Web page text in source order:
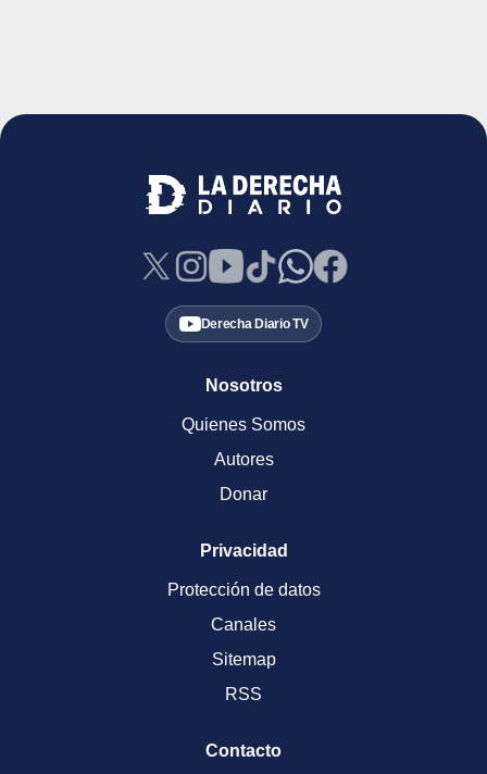
Derecha Diario TV
Nosotros
Quienes Somos
Autores
Donar
Privacidad
Protección de datos
Canales
Sitemap
RSS
Contacto